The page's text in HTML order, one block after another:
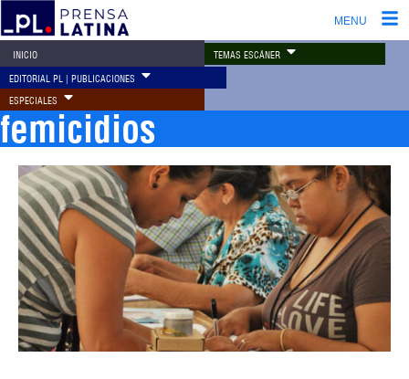
MENU
INICIO TEMAS ESCÁNER
EDITORIAL PL | PUBLICACIONES
ESPECIALES
femicidios